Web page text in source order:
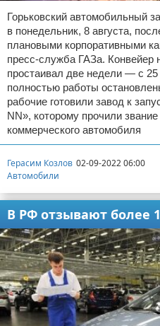
Горьковский автомобильный
в понедельник, 8 августа,
плановыми корпоративными
пресс-служба ГАЗа. Конвейер
простаивал две недели — с
полностью работы
рабочие готовили завод к
NN», которому прочили
коммерческого автомобиля
Герасим Козлов 02-09-2022 06:00
Автомобили
В РФ отзывают более